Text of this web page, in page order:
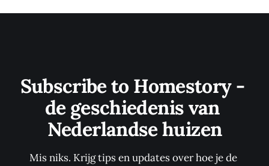
Subscribe to Homestory -
de geschiedenis van
Nederlandse huizen
Mis niks. Krijg tips en updates over hoe je de